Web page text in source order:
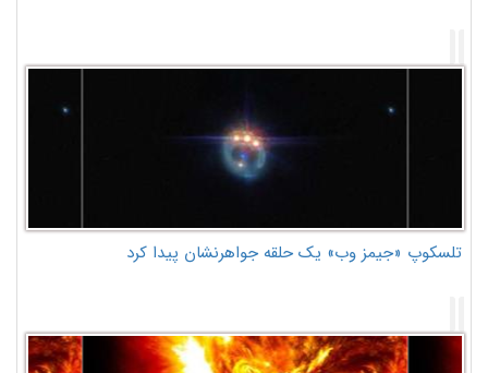
تلسکوپ «جیمز وب» یک حلقه جواهرنشان پیدا کرد